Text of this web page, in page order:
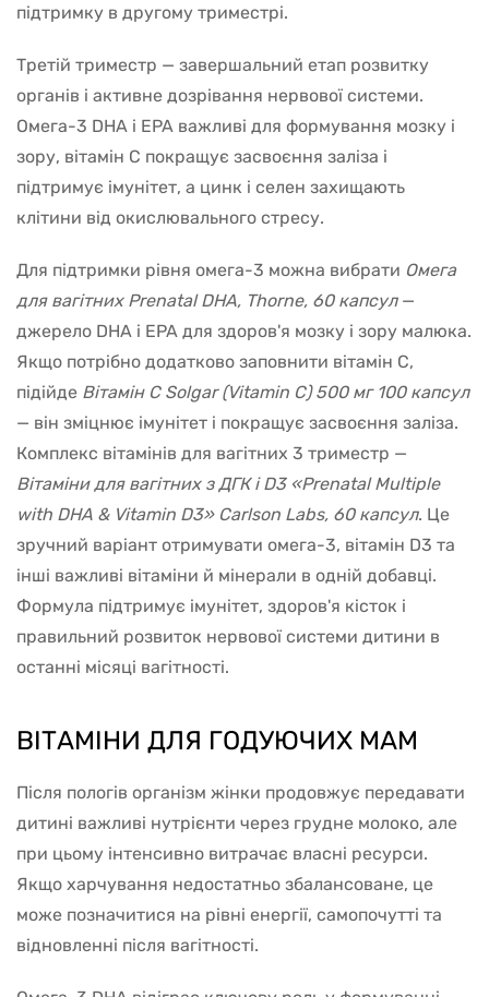
підтримку в другому триместрі.
Третій триместр — завершальний етап розвитку
органів і активне дозрівання нервової системи.
Омега-3 DHA і EPA важливі для формування мозку і
зору, вітамін C покращує засвоєння заліза і
підтримує імунітет, а цинк і селен захищають
клітини від окислювального стресу.
Для підтримки рівня омега-3 можна вибрати Омега
для вагітних Prenatal DHA, Thorne, 60 капсул—
джерело DHA і EPA для здоров'я мозку і зору малюка.
Якщо потрібно додатково заповнити вітамін C,
підійде Вітамін С Solgar (Vitamin C) 500 мг 100 капсул
— він зміцнює імунітет і покращує засвоєння заліза.
Комплекс вітамінів для вагітних 3 триместр —
Вітаміни для вагітних з ДГК і D3 «Prenatal Multiple
with DHA & Vitamin D3» Carlson Labs, 60 капсул. Це
зручний варіант отримувати омега-3, вітамін D3 та
інші важливі вітаміни й мінерали в одній добавці.
Формула підтримує імунітет, здоров'я кісток і
правильний розвиток нервової системи дитини в
останні місяці вагітності.
ВІТАМІНИ ДЛЯ ГОДУЮЧИХ МАМ
Після пологів організм жінки продовжує передавати
дитині важливі нутрієнти через грудне молоко, але
при цьому інтенсивно витрачає власні ресурси.
Якщо харчування недостатньо збалансоване, це
може позначитися на рівні енергії, самопочутті та
відновленні після вагітності.